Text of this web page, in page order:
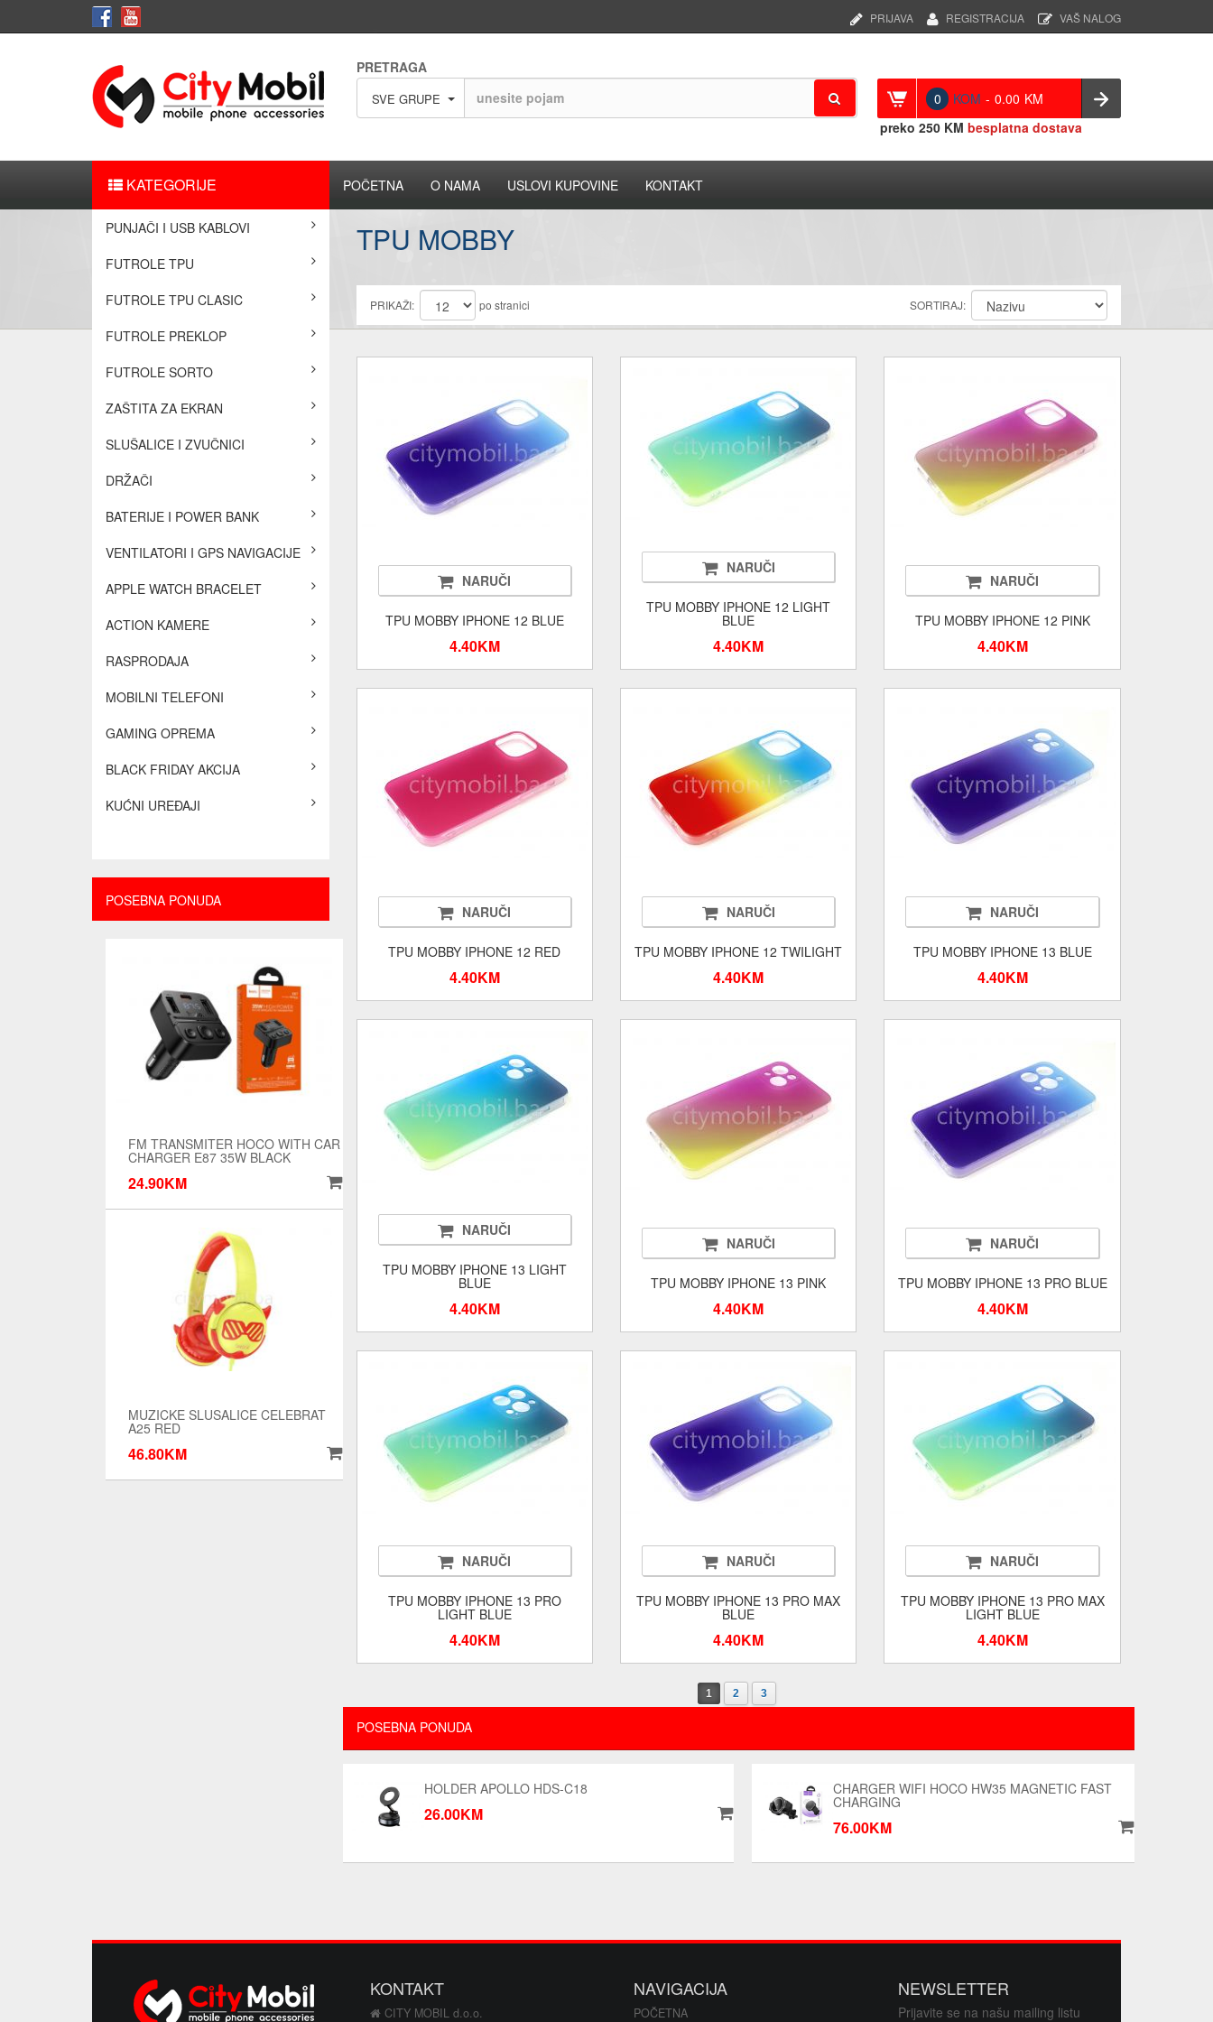
VAŠ NALOG
REGISTRACIJA
PRIJAVA
PRETRAGA
SVE GRUPE 0 KOM - 0.00 KM
preko 250 KM besplatna dostava
KATEGORIJE
PUNJAČI I USB KABLOVI
FUTROLE TPU
FUTROLE TPU CLASIC
FUTROLE PREKLOP
FUTROLE SORTO
ZAŠTITA ZA EKRAN
SLUŠALICE I ZVUČNICI
DRŽAČI
BATERIJE I POWER BANK
VENTILATORI I GPS NAVIGACIJE
APPLE WATCH BRACELET
ACTION KAMERE
RASPRODAJA
MOBILNI TELEFONI
GAMING OPREMA
BLACK FRIDAY AKCIJA
KUĆNI UREĐAJI
POSEBNA PONUDA
FM TRANSMITER HOCO WITH CAR
CHARGER E87 35W BLACK
24.90KM
MUZICKE SLUSALICE CELEBRAT
A25 RED
46.80KM
POČETNA O NAMA USLOVI KUPOVINE KONTAKT
TPU MOBBY
PRIKAŽI: po stranici SORTIRAJ:
NARUČI
TPU MOBBY IPHONE 12 BLUE
4.40KM
NARUČI
TPU MOBBY IPHONE 12 LIGHT
BLUE
4.40KM
NARUČI
TPU MOBBY IPHONE 12 PINK
4.40KM
NARUČI
TPU MOBBY IPHONE 12 RED
4.40KM
NARUČI
TPU MOBBY IPHONE 12 TWILIGHT
4.40KM
NARUČI
TPU MOBBY IPHONE 13 BLUE
4.40KM
NARUČI
TPU MOBBY IPHONE 13 LIGHT
BLUE
4.40KM
NARUČI
TPU MOBBY IPHONE 13 PINK
4.40KM
NARUČI
TPU MOBBY IPHONE 13 PRO BLUE
4.40KM
NARUČI
TPU MOBBY IPHONE 13 PRO
LIGHT BLUE
4.40KM
NARUČI
TPU MOBBY IPHONE 13 PRO MAX
BLUE
4.40KM
NARUČI
TPU MOBBY IPHONE 13 PRO MAX
LIGHT BLUE
4.40KM
1 2 3
POSEBNA PONUDA
HOLDER APOLLO HDS-C18
26.00KM
CHARGER WIFI HOCO HW35 MAGNETIC FAST
CHARGING
76.00KM
KONTAKT
CITY MOBIL d.o.o.
NAVIGACIJA
POČETNA
NEWSLETTER
Prijavite se na našu mailing listu